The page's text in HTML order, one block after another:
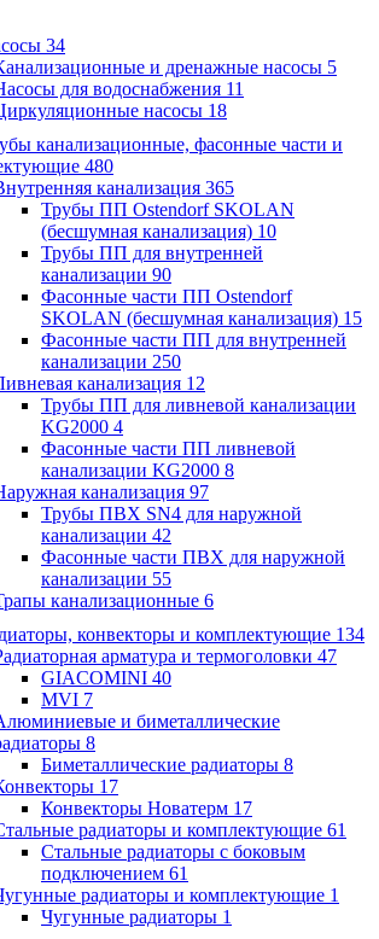
34
и дренажные насосы 5
для водоснабжения 11
насосы 18
канализационные, фасонные части и
480
канализация 365
Трубы ПП Ostendorf SKOLAN
(бесшумная канализация) 10
Трубы ПП для внутренней
канализации 90
Фасонные части ПП Ostendorf
SKOLAN (бесшумная канализация) 15
Фасонные части ПП для внутренней
канализации 250
канализация 12
Трубы ПП для ливневой канализации
KG2000 4
Фасонные части ПП ливневой
канализации KG2000 8
канализация 97
Трубы ПВХ SN4 для наружной
канализации 42
Фасонные части ПВХ для наружной
канализации 55
канализационные 6
конвекторы и комплектующие 134
арматура и термоголовки 47
GIACOMINI 40
MVI 7
и биметаллические
8
Биметаллические радиаторы 8
17
Конвекторы Новатерм 17
радиаторы и комплектующие 61
Стальные радиаторы с боковым
подключением 61
радиаторы и комплектующие 1
Чугунные радиаторы 1